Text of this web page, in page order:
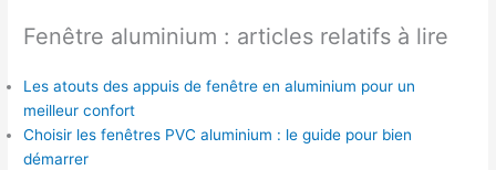
Fenêtre aluminium : articles relatifs à lire
Les atouts des appuis de fenêtre en aluminium pour un
meilleur confort
Choisir les fenêtres PVC aluminium : le guide pour bien
démarrer